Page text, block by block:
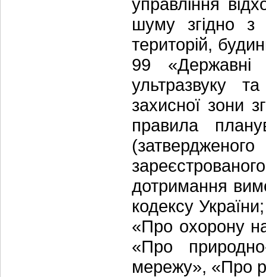
шуму згідно
територій,
99 «Державні
ультразвуку
захисної зони
правила
дотримання
кодексу
«Про охорону
«Про
мережу», «Про